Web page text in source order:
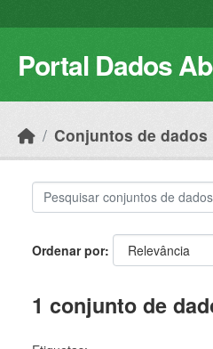
Portal Dados
Conjuntos de dados
Ordenar por
1 conjunto de